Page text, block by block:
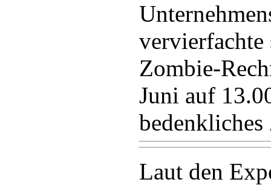
Zombie-
Juni auf
bedenkliches
Laut den